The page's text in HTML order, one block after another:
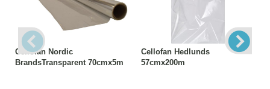
Cellofan Nordic
BrandsTransparent 70cmx5m
Cellofan Hedlunds
57cmx200m